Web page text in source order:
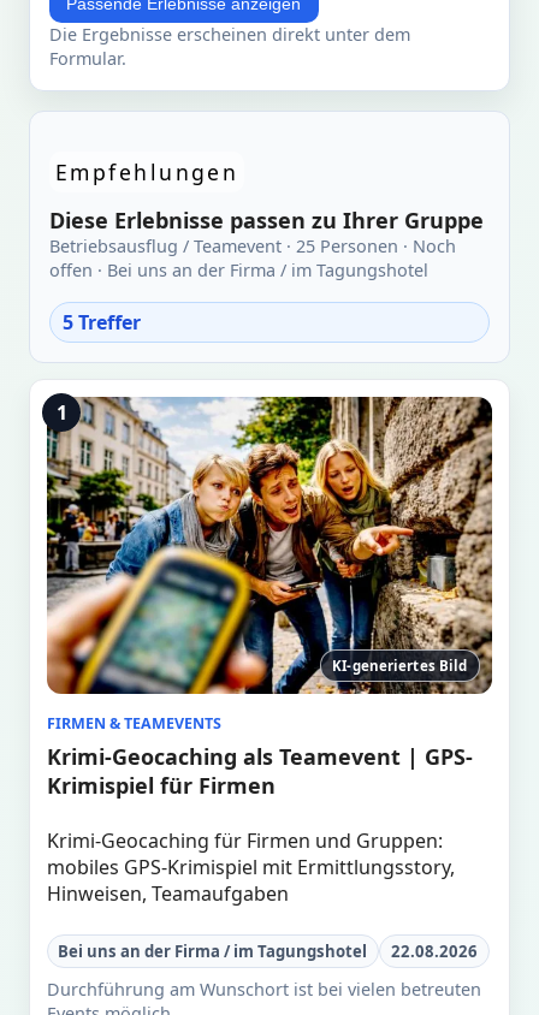
Die Ergebnisse erscheinen direkt unter dem
Formular.
Empfehlungen
Diese Erlebnisse passen zu Ihrer Gruppe
Betriebsausflug / Teamevent · 25 Personen · Noch
offen · Bei uns an der Firma / im Tagungshotel
5 Treffer
1
KI-generiertes Bild
FIRMEN & TEAMEVENTS
Krimi-Geocaching als Teamevent | GPS-
Krimispiel für Firmen
Krimi-Geocaching für Firmen und Gruppen:
mobiles GPS-Krimispiel mit Ermittlungsstory,
Hinweisen, Teamaufgaben
Bei uns an der Firma / im Tagungshotel 22.08.2026
Durchführung am Wunschort ist bei vielen betreuten